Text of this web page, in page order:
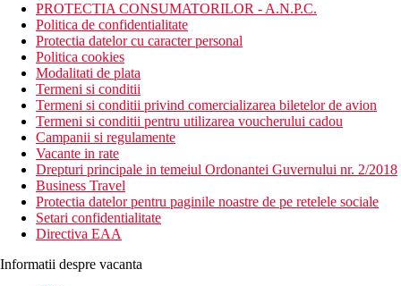
PROTECTIA CONSUMATORILOR - A.N.P.C.
Politica de confidentialitate
Protectia datelor cu caracter personal
Politica cookies
Modalitati de plata
Termeni si conditii
Termeni si conditii privind comercializarea biletelor de avion
Termeni si conditii pentru utilizarea voucherului cadou
Campanii si regulamente
Vacante in rate
Drepturi principale in temeiul Ordonantei Guvernului nr. 2/2018
Business Travel
Protectia datelor pentru paginile noastre de pe retelele sociale
Setari confidentialitate
Directiva EAA
Informatii despre vacanta